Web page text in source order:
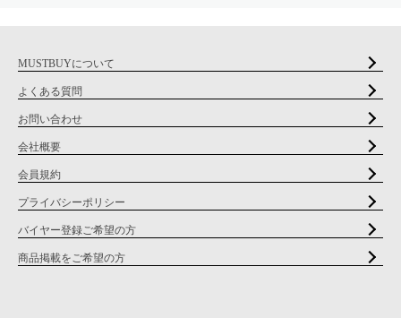
MUSTBUYについて
よくある質問
お問い合わせ
会社概要
会員規約
プライバシーポリシー
バイヤー登録ご希望の方
商品掲載をご希望の方